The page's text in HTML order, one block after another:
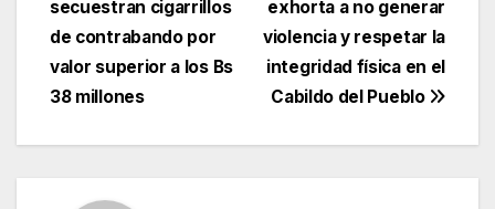
de
entradas
exhorta a no generar
violencia y respetar la
integridad física en el
Cabildo del Pueblo
secuestran cigarrillos
de contrabando por
valor superior a los Bs
38 millones